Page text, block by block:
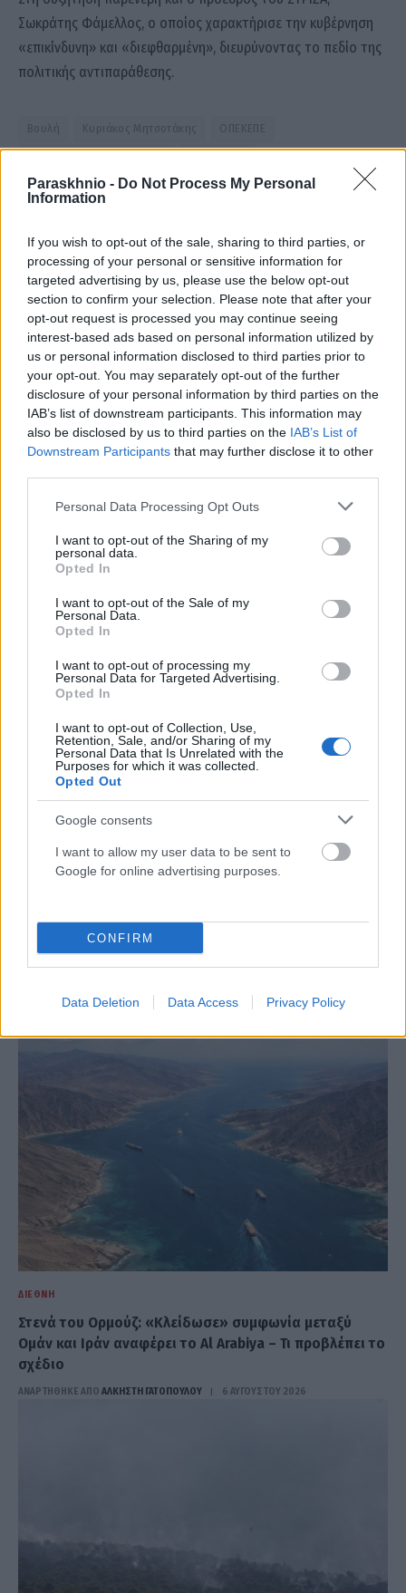
Paraskhnio - Do Not Process My Personal
Information
If you wish to opt-out of the sale, sharing to third parties, or
processing of your personal or sensitive information for
targeted advertising by us, please use the below opt-out
section to confirm your selection. Please note that after your
opt-out request is processed you may continue seeing
interest-based ads based on personal information utilized by
us or personal information disclosed to third parties prior to
your opt-out. You may separately opt-out of the further
disclosure of your personal information by third parties on the
IAB’s list of downstream participants. This information may
also be disclosed by us to third parties on the IAB’s List of
Downstream Participants that may further disclose it to other
Please note that this website/app uses one or more Google
not limited to your visit or usage behaviour. You may click to
grant or deny consent to Google and its third-party tags to
use your data for below specified purposes in below Google
consent section.
Personal Data Processing Opt Outs
I want to opt-out of the Sharing of my
personal data.
Opted In
I want to opt-out of the Sale of my
Personal Data.
Opted In
I want to opt-out of processing my
Personal Data for Targeted Advertising.
Opted In
I want to opt-out of Collection, Use,
Retention, Sale, and/or Sharing of my
Personal Data that Is Unrelated with the
Purposes for which it was collected.
Opted Out
Google consents
I want to allow my user data to be sent to
Google for online advertising purposes.
CONFIRM
Data Deletion Data Access Privacy Policy
Σωκράτης Φάμελλος, ο οποίος χαρακτήρισε την κυβέρνηση
«επικίνδυνη» και «διεφθαρμένη», διευρύνοντας το πεδίο της
πολιτικής αντιπαράθεσης.
Βουλή Κυριάκος Μητσοτάκης ΟΠΕΚΕΠΕ
FacebookTwitter Pinterest LinkedInTumblr Email
ΠΡΟΗΓΟΎΜΕΝΟ ΆΡΘΡΟ
Νέα Σελήνη στον Κριό: Ξεκινάει
περίοδος χάους και ρήξεων;
Ποια 3 ζώδια βρίσκονται στο
επίκεντρο;
ΕΠΌΜΕΝΟ ΆΡΘΡΟ
Νέες ταυτότητες: Υποχρεωτική
αντικατάσταση έως το 2026 –
Όσα πρέπει να γνωρίζουν οι
πολίτες για ραντεβού, κόστος
και διαδικασία
ΣΧΕΤΙΚΑΑΡΘΡΑ
ΔΙΕΘΝΉ
Το Ιράν στέλνει απειλητικό μήνυμα στις χώρες του
Κόλπου – «Πιέστε τον Τραμπ για συμφωνία αλλιώς θα
ΔΙΕΘΝΉ
Στενά του Ορμούζ: «Κλείδωσε» συμφωνία μεταξύ
Ομάν και Ιράν αναφέρει το Al Arabiya – Τι προβλέπει το
σχέδιο
ΑΝΑΡΤΗΘΗΚΕ ΑΠΟ ΆΛΚΗΣΤΗ ΓΑΤΟΠΟΎΛΟΥ 6 ΑΥΓΟΎΣΤΟΥ 2026